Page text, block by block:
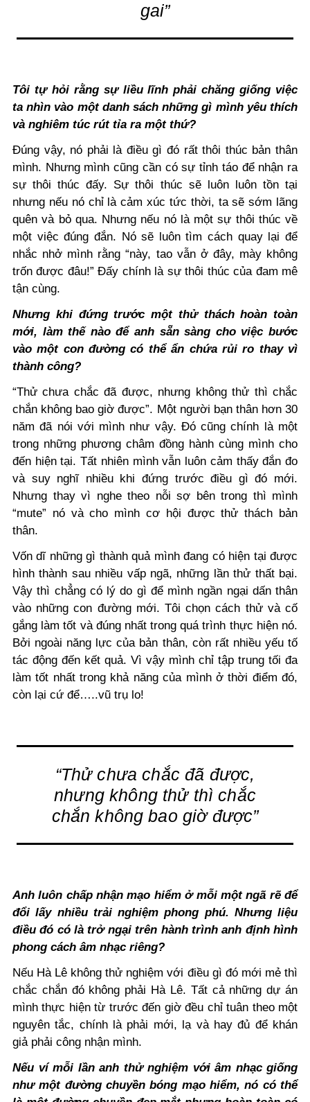
gai”
Tôi tự hỏi rằng sự liều lĩnh phải chăng giống việc
ta nhìn vào một danh sách những gì mình yêu thích
và nghiêm túc rút tỉa ra một thứ?
Đúng vậy, nó phải là điều gì đó rất thôi thúc bản thân
mình. Nhưng mình cũng cần có sự tỉnh táo để nhận ra
sự thôi thúc đấy. Sự thôi thúc sẽ luôn luôn tồn tại
nhưng nếu nó chỉ là cảm xúc tức thời, ta sẽ sớm lãng
quên và bỏ qua. Nhưng nếu nó là một sự thôi thúc về
một việc đúng đắn. Nó sẽ luôn tìm cách quay lại để
nhắc nhở mình rằng “này, tao vẫn ở đây, mày không
trốn được đâu!” Đấy chính là sự thôi thúc của đam mê
tận cùng.
Nhưng khi đứng trước một thử thách hoàn toàn
mới, làm thế nào để anh sẵn sàng cho việc bước
vào một con đường có thể ẩn chứa rủi ro thay vì
thành công?
“Thử chưa chắc đã được, nhưng không thử thì chắc
chắn không bao giờ được”. Một người bạn thân hơn 30
năm đã nói với mình như vậy. Đó cũng chính là một
trong những phương châm đồng hành cùng mình cho
đến hiện tại. Tất nhiên mình vẫn luôn cảm thấy đắn đo
và suy nghĩ nhiều khi đứng trước điều gì đó mới.
Nhưng thay vì nghe theo nỗi sợ bên trong thì mình
“mute” nó và cho mình cơ hội được thử thách bản
thân.
Vốn dĩ những gì thành quả mình đang có hiện tại được
hình thành sau nhiều vấp ngã, những lần thử thất bại.
Vậy thì chẳng có lý do gì để mình ngần ngại dấn thân
vào những con đường mới. Tôi chọn cách thử và cố
gắng làm tốt và đúng nhất trong quá trình thực hiện nó.
Bởi ngoài năng lực của bản thân, còn rất nhiều yếu tố
tác động đến kết quả. Vì vậy mình chỉ tập trung tối đa
làm tốt nhất trong khả năng của mình ở thời điểm đó,
còn lại cứ để…..vũ trụ lo!
“Thử chưa chắc đã được,
nhưng không thử thì chắc
chắn không bao giờ được”
Anh luôn chấp nhận mạo hiểm ở mỗi một ngã rẽ để
đổi lấy nhiều trải nghiệm phong phú. Nhưng liệu
điều đó có là trở ngại trên hành trình anh định hình
phong cách âm nhạc riêng?
Nếu Hà Lê không thử nghiệm với điều gì đó mới mẻ thì
chắc chắn đó không phải Hà Lê. Tất cả những dự án
mình thực hiện từ trước đến giờ đều chỉ tuân theo một
nguyên tắc, chính là phải mới, lạ và hay đủ để khán
giả phải công nhận mình.
Nếu ví mỗi lần anh thử nghiệm với âm nhạc giống
như một đường chuyền bóng mạo hiểm, nó có thể